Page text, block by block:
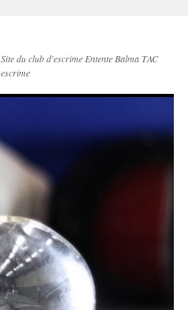
Site du club d'escrime Entente Balma TAC
escrime